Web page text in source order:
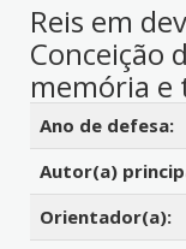
Reis em
Conceição
memória e
Detalhes
Ano de defesa:
Autor(a)
Orientador(a):